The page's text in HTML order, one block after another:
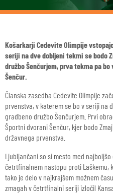
Košarkarji Cedevite Olimpije
seriji na dve dobljeni tekmi se bodo
družbo Šenčurjem, prva tekma pa
Šenčur.
Članska zasedba Cedevite Olimpije
prvenstva, v katerem se bo v seriji na
gradbeno družbo Šenčurjem. Prvi
Športni dvorani Šenčur, kjer bodo
državnega prvenstva.
Ljubljančani so si mesto med
četrtfinalnem nastopu proti Laškemu,
tako je delo v najkrajšem možnem
zmagah v četrtfinalni seriji izločil